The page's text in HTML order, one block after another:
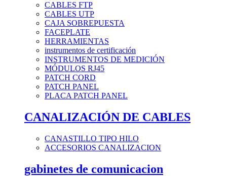
CABLES FTP
CABLES UTP
CAJA SOBREPUESTA
FACEPLATE
HERRAMIENTAS
instrumentos de certificación
INSTRUMENTOS DE MEDICIÓN
MÓDULOS RJ45
PATCH CORD
PATCH PANEL
PLACA PATCH PANEL
CANALIZACIÓN DE CABLES
CANASTILLO TIPO HILO
ACCESORIOS CANALIZACION
gabinetes de comunicacion